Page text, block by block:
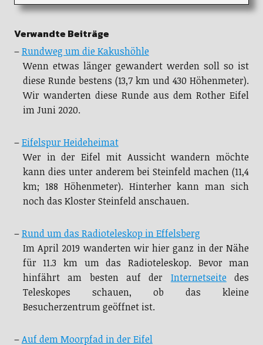
Verwandte Beiträge
–Rundweg um die Kakushöhle
Wenn etwas länger gewandert werden soll so ist
diese Runde bestens (13,7 km und 430 Höhenmeter).
Wir wanderten diese Runde aus dem Rother Eifel
im Juni 2020.
–Eifelspur Heideheimat
Wer in der Eifel mit Aussicht wandern möchte
kann dies unter anderem bei Steinfeld machen (11,4
km; 188 Höhenmeter). Hinterher kann man sich
noch das Kloster Steinfeld anschauen.
–Rund um das Radioteleskop in Effelsberg
Im April 2019 wanderten wir hier ganz in der Nähe
für 11.3 km um das Radioteleskop. Bevor man
hinfährt am besten auf der Internetseitedes
Teleskopes schauen, ob das kleine
Besucherzentrum geöffnet ist.
–Auf dem Moorpfad in der Eifel